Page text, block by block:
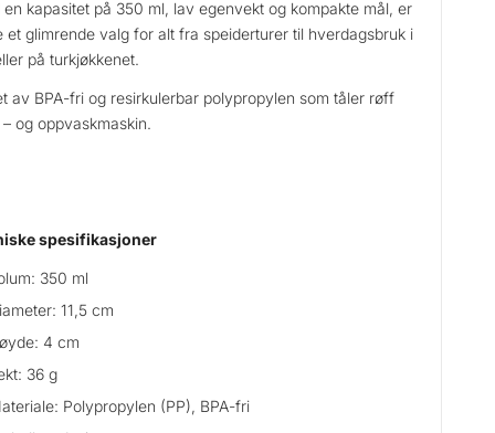
en kapasitet på 350 ml, lav egenvekt og kompakte mål, er
et glimrende valg for alt fra speiderturer til hverdagsbruk i
på turkjøkkenet.
av BPA-fri og resirkulerbar polypropylen som tåler røff
– og oppvaskmaskin.
spesifikasjoner
350 ml
11,5 cm
4 cm
36 g
Polypropylen (PP), BPA-fri